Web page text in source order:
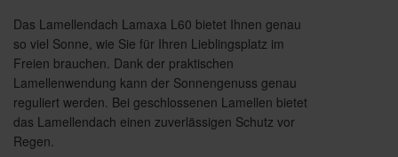
Das Lamellendach Lamaxa L60 bietet Ihnen genau
so viel Sonne, wie Sie für Ihren Lieblingsplatz im
Freien brauchen. Dank der praktischen
Lamellenwendung kann der Sonnengenuss genau
reguliert werden. Bei geschlossenen Lamellen bietet
das Lamellendach einen zuverlässigen Schutz vor
Regen.